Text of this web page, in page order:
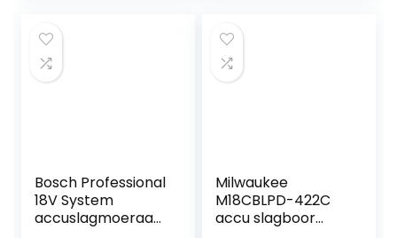
Bosch Professional
18V System
accuslagmoeraan
Milwaukee
M18CBLPD-422C
accu slagboor